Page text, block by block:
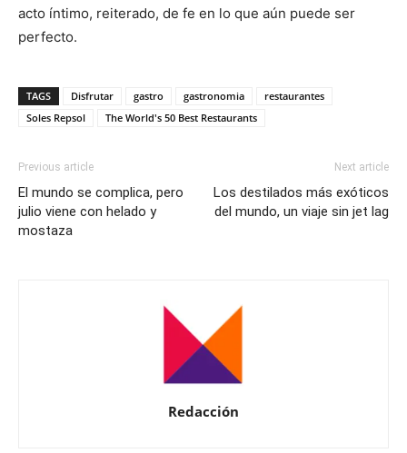
acto íntimo, reiterado, de fe en lo que aún puede ser
perfecto.
TAGS Disfrutar gastro gastronomia
restaurantes
Soles Repsol
The World's 50 Best Restaurants
Previous article
El mundo se complica, pero
julio viene con helado y
mostaza
Next article
Los destilados más exóticos
del mundo, un viaje sin jet lag
Redacción